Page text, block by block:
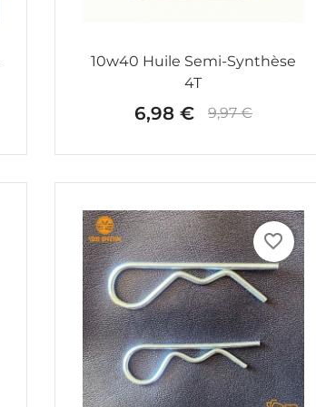
10w40 Huile Semi-Synthèse
4T
Prix
6,98 €
Prix de base
9,97 €
favorite_border